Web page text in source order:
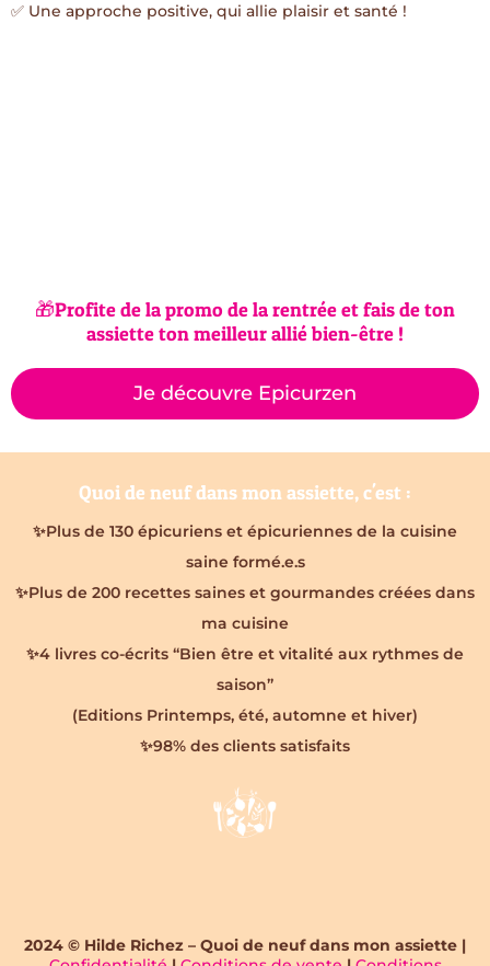
✅ Une approche positive, qui allie plaisir et santé !
🎁Profite de la promo de la rentrée et fais de ton
assiette ton meilleur allié bien-être !
Je découvre Epicurzen
Quoi de neuf dans mon assiette, c'est :
✨Plus de 130 épicuriens et épicuriennes de la cuisine
saine formé.e.s
✨Plus de 200 recettes saines et gourmandes créées dans
ma cuisine
✨4 livres co-écrits “Bien être et vitalité aux rythmes de
saison”
(Editions Printemps, été, automne et hiver)
✨98% des clients satisfaits
2024 © Hilde Richez – Quoi de neuf dans mon assiette |